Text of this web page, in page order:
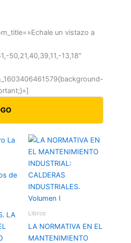
un vistazo a
50,21,40,39,11,-13,18″
LA
Libros
LA NORMATIVA EN EL
MANTENIMIENTO